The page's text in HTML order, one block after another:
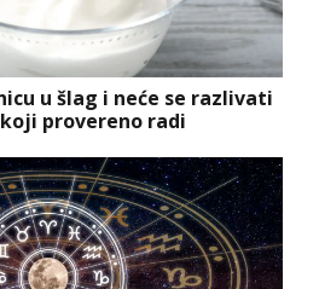
u šlag i neće se razlivati
provereno radi